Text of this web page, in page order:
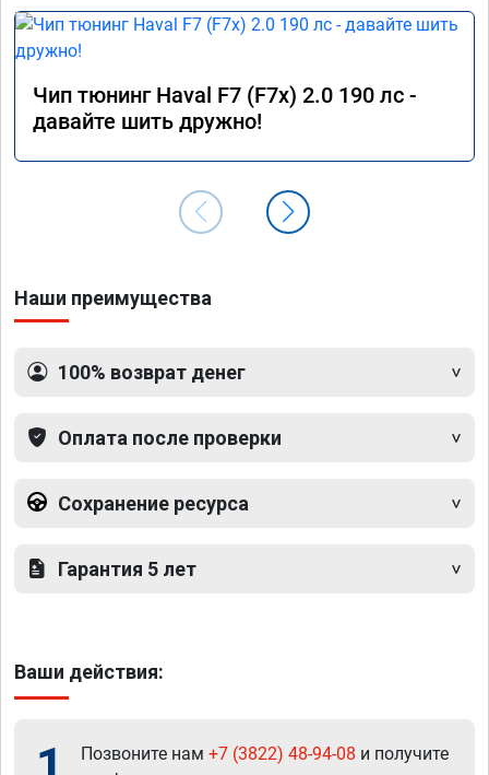
Чип тюнинг Haval F7 (F7x) 2.0 190 лс -
давайте шить дружно!
Наши преимущества
100% возврат денег
Оплата после проверки
Сохранение ресурса
Гарантия 5 лет
Ваши действия:
Позвоните нам +7 (3822) 48-94-08 и получите